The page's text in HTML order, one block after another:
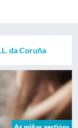
da Coruña